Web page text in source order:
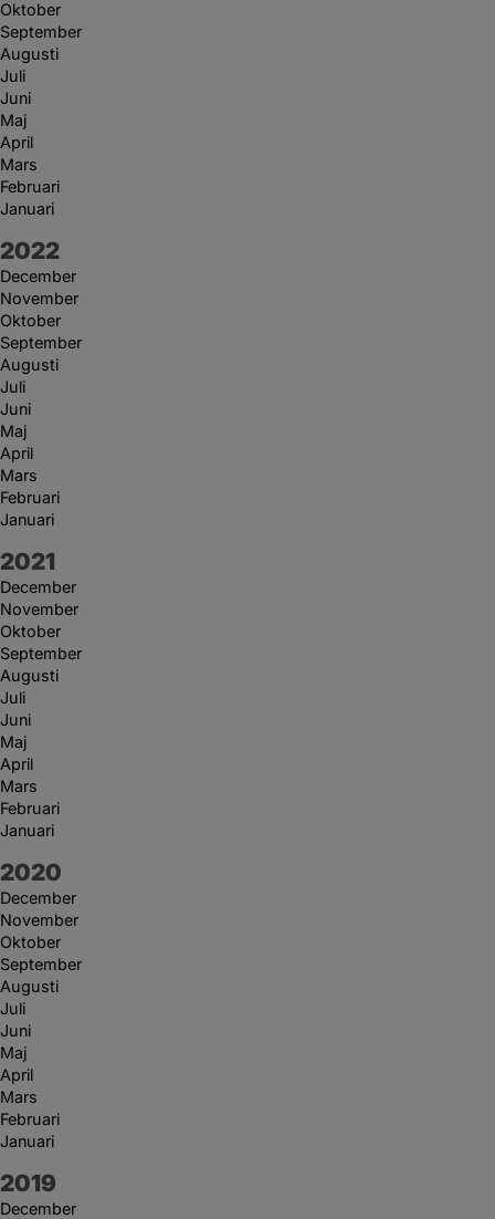
Oktober
September
Augusti
Juli
Juni
Maj
April
Mars
Februari
Januari
År:
2022
December
November
Oktober
September
Augusti
Juli
Juni
Maj
April
Mars
Februari
Januari
År:
2021
December
November
Oktober
September
Augusti
Juli
Juni
Maj
April
Mars
Februari
Januari
År:
2020
December
November
Oktober
September
Augusti
Juli
Juni
Maj
April
Mars
Februari
Januari
År:
2019
December